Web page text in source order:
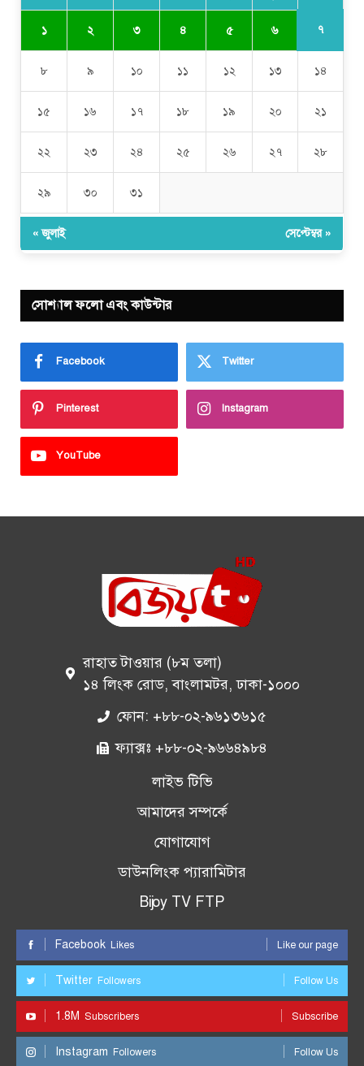
১ ২ ৩ ৪ ৫ ৬ ৭
৮ ৯ ১০ ১১ ১২ ১৩ ১৪
১৫ ১৬ ১৭ ১৮ ১৯ ২০ ২১
২২ ২৩ ২৪ ২৫ ২৬ ২৭ ২৮
২৯ ৩০ ৩১
« জুলাই সেপ্টেম্বর »
সোশ্যাল ফলো এবং কাউন্টার
Facebook Twitter
Pinterest Instagram
YouTube
রাহাত টাওয়ার (৮ম তলা)
১৪ লিংক রোড, বাংলামটর, ঢাকা-১০০০
ফোন: +৮৮-০২-৯৬১৩৬১৫
ফ্যাক্সঃ +৮৮-০২-৯৬৬৪৯৮৪
লাইভ টিভি
আমাদের সম্পর্কে
যোগাযোগ
ডাউনলিংক প্যারামিটার
Bijoy TV FTP
Facebook Likes Like our page
Twitter Followers Follow Us
1.8M Subscribers Subscribe
Instagram Followers Follow Us